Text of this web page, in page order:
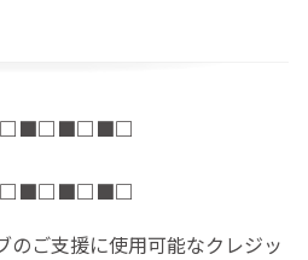
■□■□■□
■□■□■□
のご支援に使用可能なクレジッ